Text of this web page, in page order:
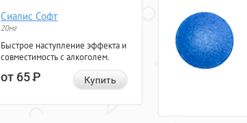
Сиалис Софт
20мг
Быстрое наступление эффекта и
совместимость с алкоголем.
от 65Р Купить